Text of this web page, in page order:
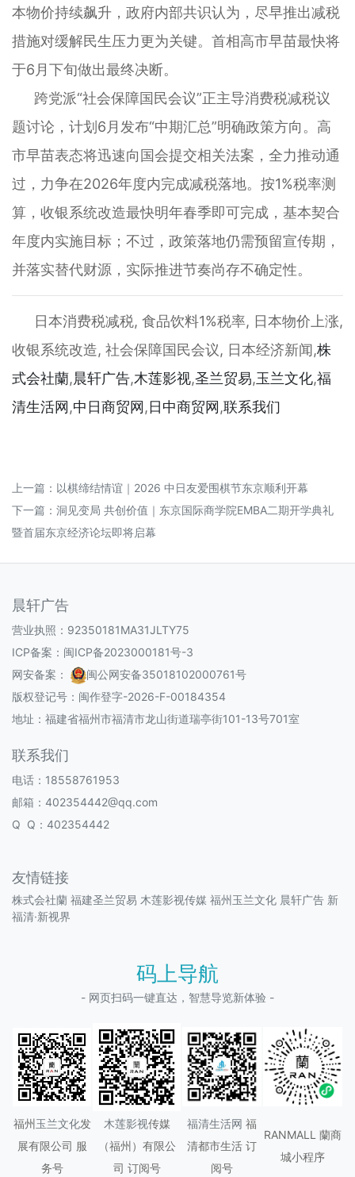
本物价持续飙升，政府内部共识认为，尽早推出减税
措施对缓解民生压力更为关键。首相高市早苗最快将
于6月下旬做出最终决断。
跨党派“社会保障国民会议”正主导消费税减税议
题讨论，计划6月发布“中期汇总”明确政策方向。高
市早苗表态将迅速向国会提交相关法案，全力推动通
过，力争在2026年度内完成减税落地。按1%税率测
算，收银系统改造最快明年春季即可完成，基本契合
年度内实施目标；不过，政策落地仍需预留宣传期，
并落实替代财源，实际推进节奏尚存不确定性。
日本消费税减税, 食品饮料1%税率, 日本物价上涨,
收银系统改造, 社会保障国民会议, 日本经济新闻,株
式会社蘭,晨轩广告,木莲影视,圣兰贸易,玉兰文化,福
清生活网 ,中日商贸网 ,日中商贸网 ,联系我们
上一篇： 以棋缔结情谊｜2026 中日友爱围棋节东京顺利开幕
下一篇： 洞见变局 共创价值｜东京国际商学院EMBA二期开学典礼
暨首届东京经济论坛即将启幕
晨轩广告
营业执照：92350181MA31JLTY75
ICP备案： 闽ICP备2023000181号-3
网安备案：
闽公网安备35018102000761号
版权登记号： 闽作登字-2026-F-00184354
地址：福建省福州市福清市龙山街道瑞亭街101-13号701室
联系我们
电话：18558761953
邮箱：402354442@qq.com
Q Q：402354442
友情链接
株式会社蘭 福建圣兰贸易 木莲影视传媒 福州玉兰文化 晨轩广告 新
福清·新视界
码上导航
- 网页扫码一键直达，智慧导览新体验 -
福州玉兰文化发
展有限公司 服
务号
木莲影视传媒
（福州）有限公
司 订阅号
福清生活网 福
清都市生活 订
阅号
RANMALL 蘭商
城小程序